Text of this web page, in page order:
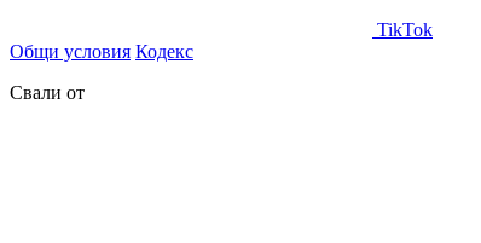
TikTok
Общи условия Кодекс
Свали от